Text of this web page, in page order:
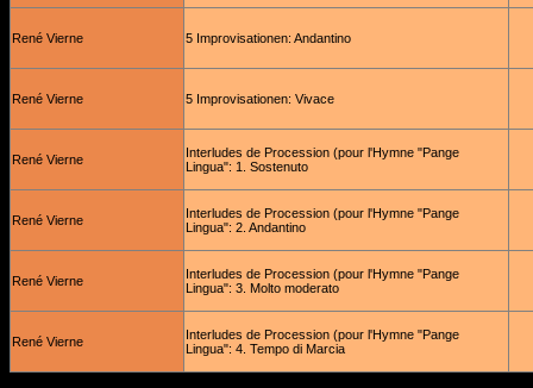
René Vierne 5 Improvisationen: Andantino
René Vierne 5 Improvisationen: Vivace
René Vierne
Interludes de Procession (pour l'Hymne "Pange
Lingua": 1. Sostenuto
René Vierne
Interludes de Procession (pour l'Hymne "Pange
Lingua": 2. Andantino
René Vierne
Interludes de Procession (pour l'Hymne "Pange
Lingua": 3. Molto moderato
René Vierne
Interludes de Procession (pour l'Hymne "Pange
Lingua": 4. Tempo di Marcia